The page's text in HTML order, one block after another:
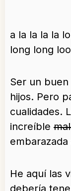
a la la la la
long long
Ser un
hijos. Pero
cualidades.
increíble
He aquí las
debería